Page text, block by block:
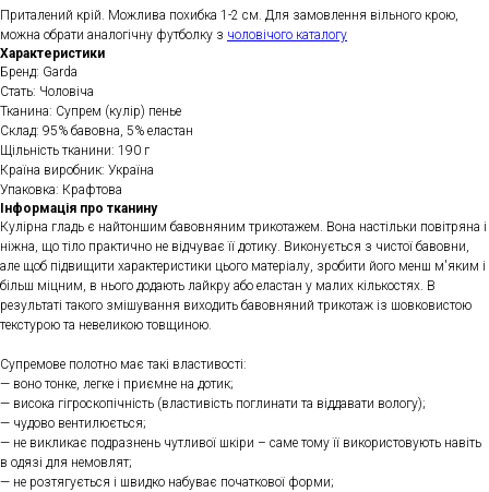
Приталений крій. Можлива похибка 1-2 см. Для замовлення вільного крою,
можна обрати аналогічну футболку з чоловічого каталогу
Характеристики
Бренд: Garda
Стать: Чоловіча
Тканина: Супрем (кулір) пенье
Склад: 95% бавовна, 5% еластан
Щільність тканини: 190 г
Країна виробник: Україна
Упаковка: Крафтова
Інформація про тканину
Кулірна гладь є найтоншим бавовняним трикотажем. Вона настільки повітряна і
ніжна, що тіло практично не відчуває її дотику. Виконується з чистої бавовни,
але щоб підвищити характеристики цього матеріалу, зробити його менш м'яким і
більш міцним, в нього додають лайкру або еластан у малих кількостях. В
результаті такого змішування виходить бавовняний трикотаж із шовковистою
текстурою та невеликою товщиною.
Супремове полотно має такі властивості:
— воно тонке, легке і приємне на дотик;
— висока гігроскопічність (властивість поглинати та віддавати вологу);
— чудово вентилюється;
— не викликає подразнень чутливої ​​шкіри – саме тому її використовують навіть
в одязі для немовлят;
— не розтягується і швидко набуває початкової форми;